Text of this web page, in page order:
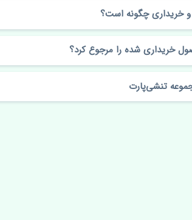
خریداری چگونه است؟
خریداری شده را مرجوع کرد؟
تنشی‌پارت